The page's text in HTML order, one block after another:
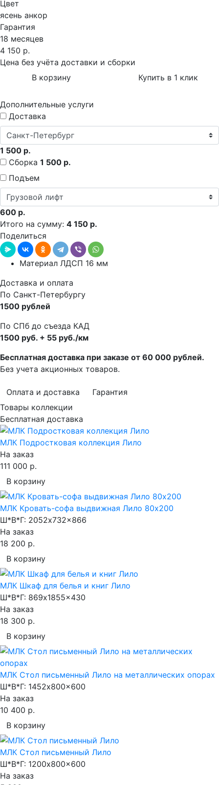
Цвет
ясень анкор
Гарантия
18 месяцев
4 150 р.
Цена без учёта доставки и сборки
В корзину
Купить в 1 клик
Дополнительные услуги
Доставка
1 500 р.
Сборка 1 500 р.
Подъем
600 р.
Итого на сумму: 4 150 р.
Поделиться
Материал ЛДСП 16 мм
Доставка и оплата
По Санкт-Петербургу
1500 рублей
По СПб до съезда КАД
1500 руб. + 55 руб./км
Бесплатная доставка при заказе от 60 000 рублей.
Без учета акционных товаров.
Оплата и доставка
Гарантия
Товары коллекции
Бесплатная доставка
МЛК Подростковая коллекция Лило
На заказ
111 000 р.
В корзину
МЛК Кровать-софа выдвижная Лило 80х200
Ш*В*Г: 2052x732x866
На заказ
18 200 р.
В корзину
МЛК Шкаф для белья и книг Лило
Ш*В*Г: 869x1855x430
На заказ
18 300 р.
В корзину
МЛК Стол письменный Лило на металлических опорах
Ш*В*Г: 1452x800x600
На заказ
10 400 р.
В корзину
МЛК Стол письменный Лило
Ш*В*Г: 1200x800x600
На заказ